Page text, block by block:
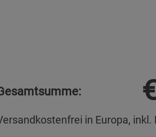
in Europa, inkl.